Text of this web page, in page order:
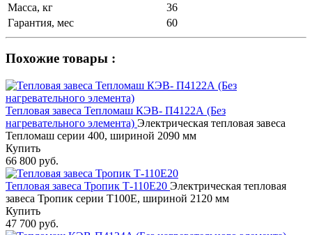
Масса, кг
36
Гарантия, мес
60
Похожие товары :
Тепловая завеса Тепломаш КЭВ- П4122А (Без
нагревательного элемента) Электрическая тепловая завеса
Тепломаш серии 400, шириной 2090 мм
Купить
66 800 руб.
Тепловая завеса Тропик Т-110Е20 Электрическая тепловая
завеса Тропик серии Т100Е, шириной 2120 мм
Купить
47 700 руб.